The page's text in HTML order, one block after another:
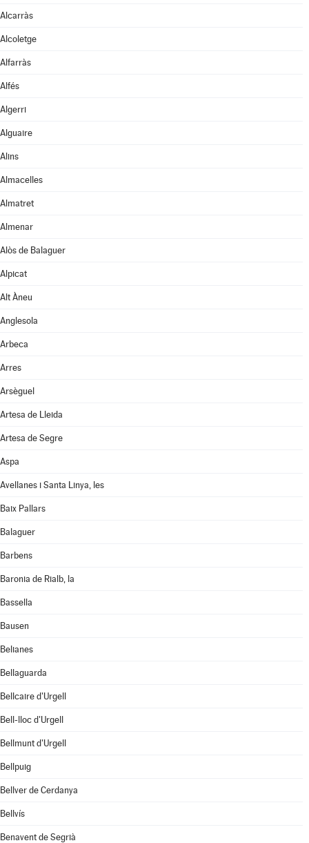
Alcarràs
Alcoletge
Alfarràs
Alfés
Algerri
Alguaire
Alins
Almacelles
Almatret
Almenar
Alòs de Balaguer
Alpicat
Alt Àneu
Anglesola
Arbeca
Arres
Arsèguel
Artesa de Lleida
Artesa de Segre
Aspa
Avellanes i Santa Linya, les
Baix Pallars
Balaguer
Barbens
Baronia de Rialb, la
Bassella
Bausen
Belianes
Bellaguarda
Bellcaire d'Urgell
Bell-lloc d'Urgell
Bellmunt d'Urgell
Bellpuig
Bellver de Cerdanya
Bellvís
Benavent de Segrià